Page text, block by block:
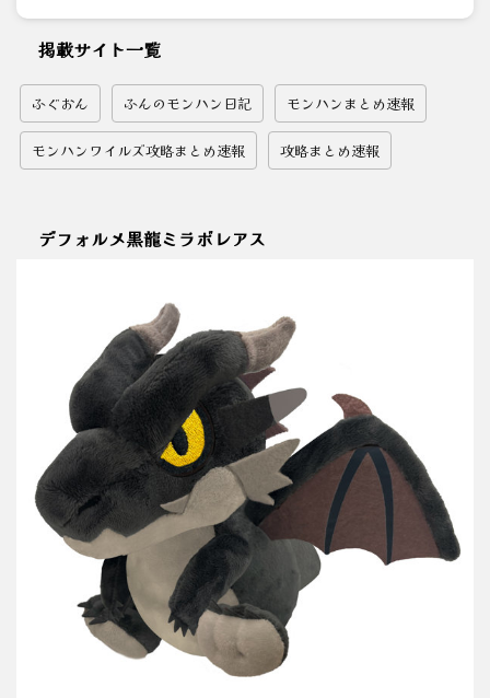
掲載サイト一覧
ふぐおん ふんのモンハン日記 モンハンまとめ速報
モンハンワイルズ攻略まとめ速報 攻略まとめ速報
デフォルメ黒龍ミラボレアス